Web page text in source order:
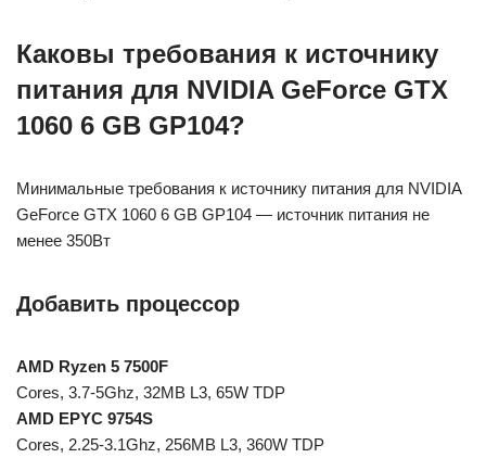
Каковы требования к источнику
питания для NVIDIA GeForce GTX
1060 6 GB GP104?
Минимальные требования к источнику питания для NVIDIA
GeForce GTX 1060 6 GB GP104 — источник питания не
менее 350Вт
Добавить процессор
AMD Ryzen 5 7500F
Cores, 3.7-5Ghz, 32MB L3, 65W TDP
AMD EPYC 9754S
Cores, 2.25-3.1Ghz, 256MB L3, 360W TDP